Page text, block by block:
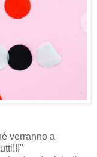
verranno a